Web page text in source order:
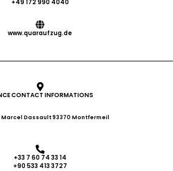
+49 172 990 4040
www.quaraufzug.de
CONTACT INFORMATIONS
Marcel Dassault 93370 Montfermeil
+33 7 60 74 33 14
+90 533 413 3727